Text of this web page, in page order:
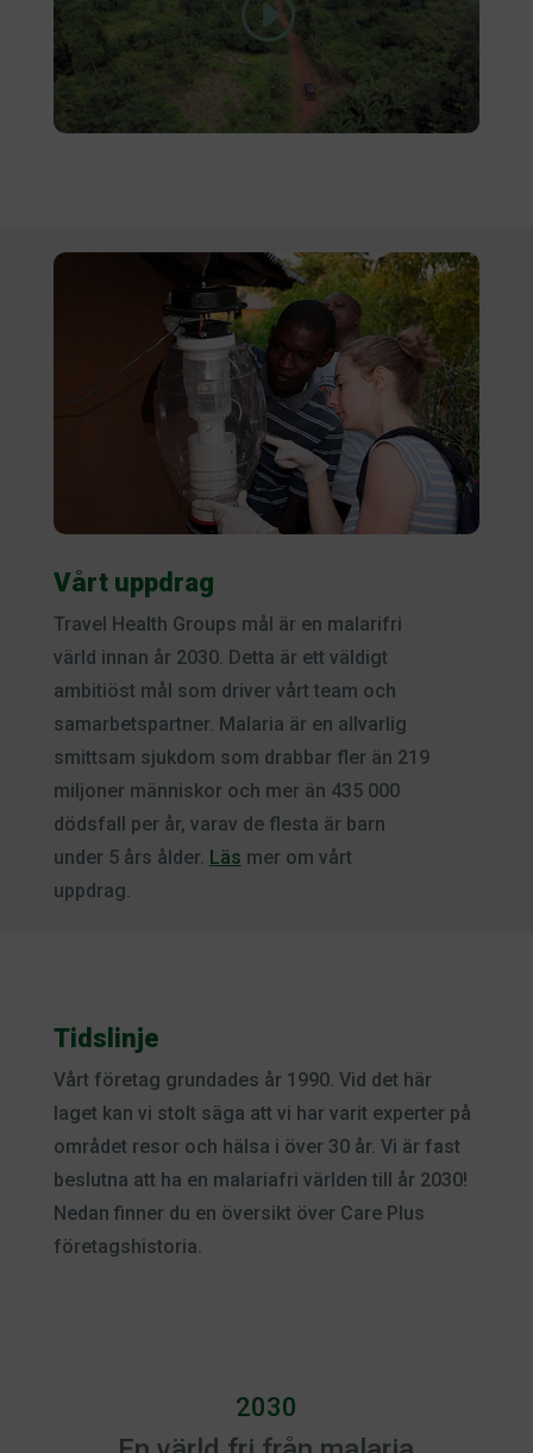
Vårt uppdrag
Travel Health Groups mål är en malarifri
värld innan år 2030. Detta är ett väldigt
ambitiöst mål som driver vårt team och
samarbetspartner. Malaria är en allvarlig
smittsam sjukdom som drabbar fler än 219
miljoner människor och mer än 435 000
dödsfall per år, varav de flesta är barn
under 5 års ålder. Läs mer om vårt
uppdrag.
Tidslinje
Vårt företag grundades år 1990. Vid det här
laget kan vi stolt säga att vi har varit experter på
området resor och hälsa i över 30 år. Vi är fast
beslutna att ha en malariafri världen till år 2030!
Nedan finner du en översikt över Care Plus
företagshistoria.
2030